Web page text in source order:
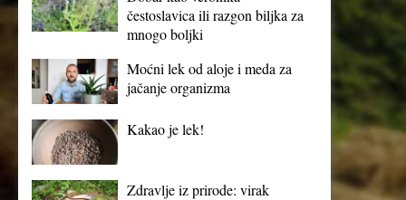
čestoslavica ili razgon biljka za
mnogo boljki
Moćni lek od aloje i meda za
jačanje organizma
Kakao je lek!
Zdravlje iz prirode: virak